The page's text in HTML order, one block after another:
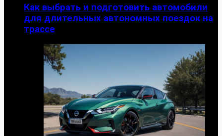
Как выбрать и подготовить автомобили
для длительных автономных поездок на
трассе